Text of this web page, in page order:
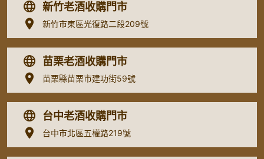
新竹老酒收購門市
新竹市東區光復路二段209號
苗栗老酒收購門市
苗栗縣苗栗市建功街59號
台中老酒收購門市
台中市北區五權路219號